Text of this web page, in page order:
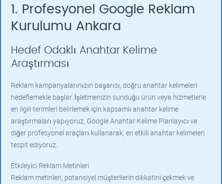
1. Profesyonel Google Reklam
Kurulumu Ankara
Hedef Odaklı Anahtar Kelime
Araştırması
Reklam kampanyalarınızın başarısı, doğru anahtar kelimeleri
hedeflemekle başlar. İşletmenizin sunduğu ürün veya hizmetlerle
en ilgili terimleri belirlemek için kapsamlı anahtar kelime
araştırmaları yapıyoruz. Google Anahtar Kelime Planlayıcı ve
diğer profesyonel araçları kullanarak, en etkili anahtar kelimeleri
tespit ediyoruz.
Etkileyici Reklam Metinleri
Reklam metinleri, potansiyel müşterilerin dikkatini çekmek ve